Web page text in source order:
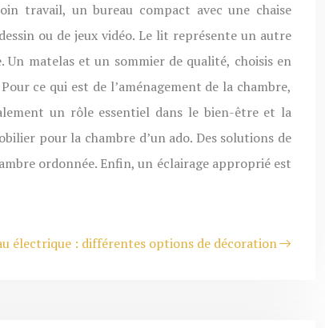
travail, un bureau compact avec une chaise
ou de jeux vidéo. Le lit représente un autre
Un matelas et un sommier de qualité, choisis en
ce qui est de l’aménagement de la chambre,
un rôle essentiel dans le bien-être et la
pour la chambre d’un ado. Des solutions de
ordonnée. Enfin, un éclairage approprié est
électrique : différentes options de décoration